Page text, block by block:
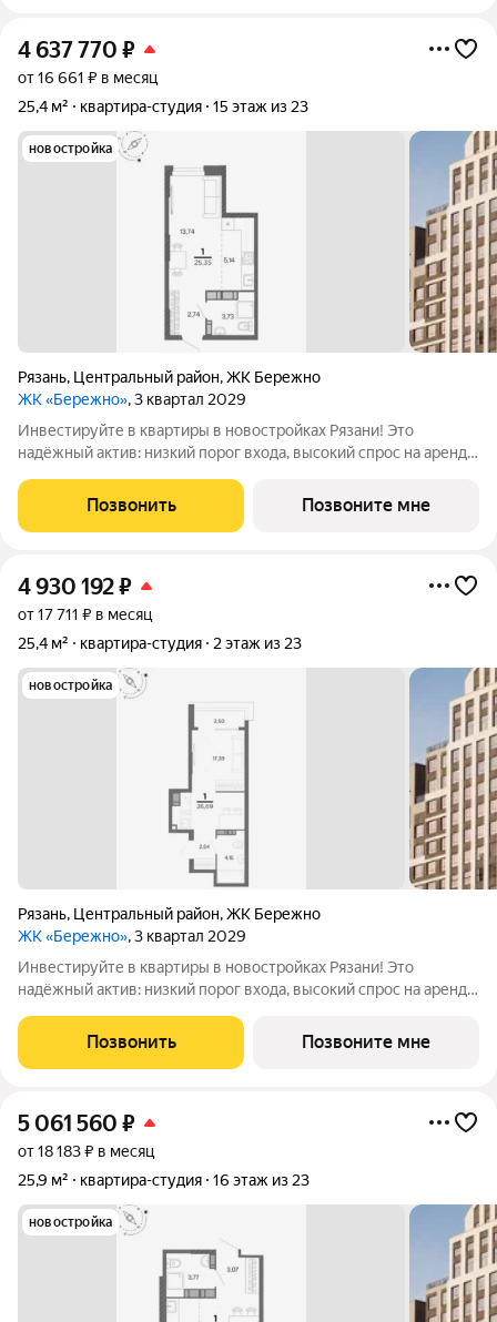
4 637 770 ₽
от 16 661 ₽ в месяц
25,4 м²
квартира-студия 15 этаж из 23
новостройка
Рязань, Центральный район,ЖК Бережно
ЖК «Бережно», 3 квартал 2029
Инвестируйте в квартиры в новостройках Рязани! Это
надёжный актив: низкий порог входа, высокий спрос на аренду
Жилой квартал «Бережно» это проект класса Бизнес,
созданный с уважением к городу и
Позвонить Позвоните мне
4 930 192₽
от 17 711 ₽ в месяц
25,4 м²
квартира-студия 2 этаж из 23
новостройка
Рязань, Центральный район,ЖК Бережно
ЖК «Бережно», 3 квартал 2029
Инвестируйте в квартиры в новостройках Рязани! Это
надёжный актив: низкий порог входа, высокий спрос на аренду
Жилой квартал «Бережно» это проект класса Бизнес,
созданный с уважением к городу и
Позвонить Позвоните мне
5 061 560 ₽
от 18 183 ₽ в месяц
25,9 м²
квартира-студия 16 этаж из 23
новостройка